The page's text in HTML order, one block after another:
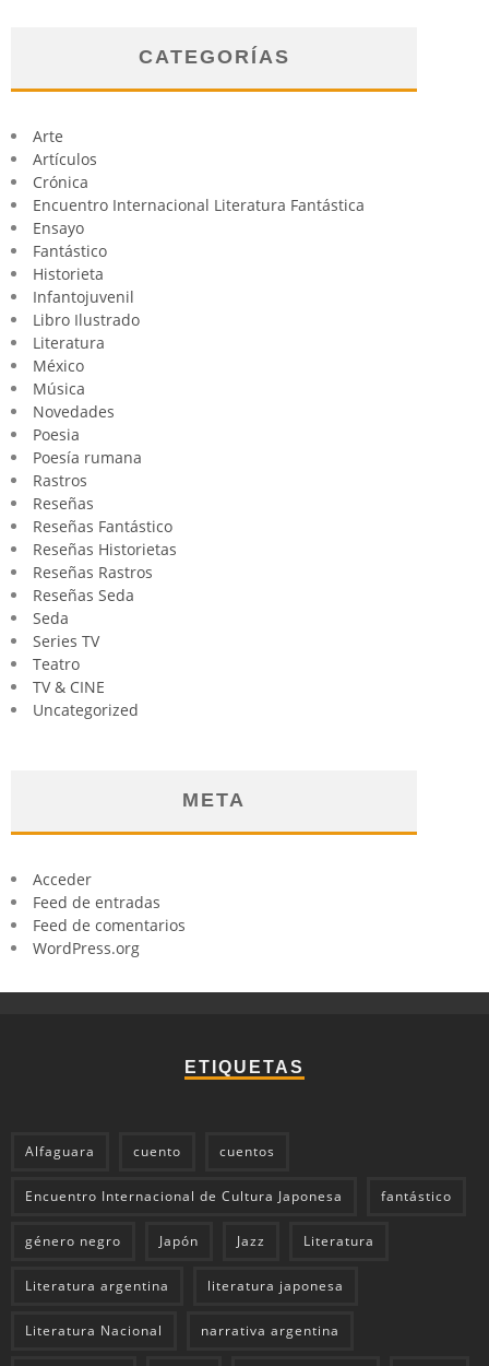
CATEGORÍAS
Arte
Artículos
Crónica
Encuentro Internacional Literatura Fantástica
Ensayo
Fantástico
Historieta
Infantojuvenil
Libro Ilustrado
Literatura
México
Música
Novedades
Poesia
Poesía rumana
Rastros
Reseñas
Reseñas Fantástico
Reseñas Historietas
Reseñas Rastros
Reseñas Seda
Seda
Series TV
Teatro
TV & CINE
Uncategorized
META
Acceder
Feed de entradas
Feed de comentarios
WordPress.org
ETIQUETAS
Alfaguara cuento cuentos
Encuentro Internacional de Cultura Japonesa fantástico
género negro Japón Jazz Literatura
Literatura argentina literatura japonesa
Literatura Nacional narrativa argentina